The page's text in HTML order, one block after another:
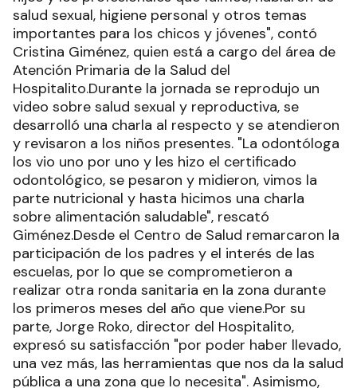
salud sexual, higiene personal y otros temas
importantes para los chicos y jóvenes", contó
Cristina Giménez, quien está a cargo del área de
Atención Primaria de la Salud del
Hospitalito.Durante la jornada se reprodujo un
video sobre salud sexual y reproductiva, se
desarrolló una charla al respecto y se atendieron
y revisaron a los niños presentes. "La odontóloga
los vio uno por uno y les hizo el certificado
odontológico, se pesaron y midieron, vimos la
parte nutricional y hasta hicimos una charla
sobre alimentación saludable", rescató
Giménez.Desde el Centro de Salud remarcaron la
participación de los padres y el interés de las
escuelas, por lo que se comprometieron a
realizar otra ronda sanitaria en la zona durante
los primeros meses del año que viene.Por su
parte, Jorge Roko, director del Hospitalito,
expresó su satisfacción "por poder haber llevado,
una vez más, las herramientas que nos da la salud
pública a una zona que lo necesita". Asimismo,